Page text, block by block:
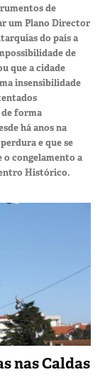
de
um Plano Director
do país a
de
que a cidade
insensibilidade
forma
há anos na
e que se
o congelamento a
Histórico.
nas Caldas